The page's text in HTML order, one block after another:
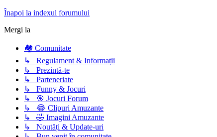
Înapoi la indexul forumului
Mergi la
🏘️ Comunitate
↳ Regulament & Informații
↳ Prezintă-te
↳ Parteneriate
↳ Funny & Jocuri
↳ 🎯 Jocuri Forum
↳ 😂 Clipuri Amuzante
↳ 🤣 Imagini Amuzante
↳ Noutăți & Update-uri